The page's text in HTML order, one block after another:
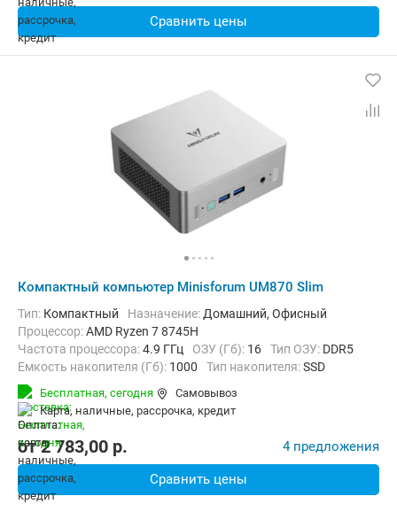
Сравнить цены
Компактный компьютер Minisforum UM870 Slim
Тип: Компактный Назначение: Домашний, Офисный
Процессор:AMD Ryzen 7 8745H
Частота процессора:4.9 ГГц ОЗУ (Гб): 16 Тип ОЗУ: DDR5
Емкость накопителя (Гб): 1000 Тип накопителя:SSD
Видеоадаптер:
Операционная система: без ОС
Бесплатная, сегодня
Самовывоз
карта, наличные, рассрочка, кредит
от2 783,00 p. 4 предложения
Сравнить цены